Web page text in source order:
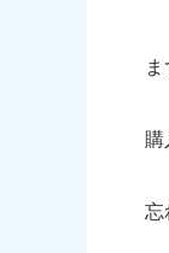
購
忘